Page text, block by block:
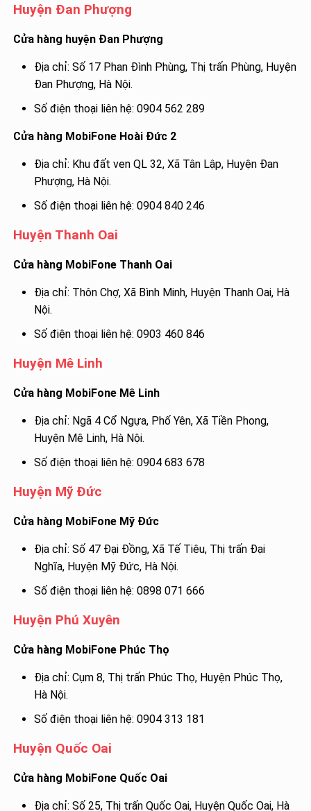
Huyện Đan Phượng
Cửa hàng huyện Đan Phượng
Địa chỉ: Số 17 Phan Đình Phùng, Thị trấn Phùng, Huyện
Đan Phượng, Hà Nội.
Số điện thoại liên hệ: 0904 562 289
Cửa hàng MobiFone Hoài Đức 2
Địa chỉ: Khu đất ven QL 32, Xã Tân Lập, Huyện Đan
Phượng, Hà Nội.
Số điện thoại liên hệ: 0904 840 246
Huyện Thanh Oai
Cửa hàng MobiFone Thanh Oai
Địa chỉ: Thôn Chợ, Xã Bình Minh, Huyện Thanh Oai, Hà
Nội.
Số điện thoại liên hệ: 0903 460 846
Huyện Mê Linh
Cửa hàng MobiFone Mê Linh
Địa chỉ: Ngã 4 Cổ Ngựa, Phố Yên, Xã Tiền Phong,
Huyện Mê Linh, Hà Nội.
Số điện thoại liên hệ: 0904 683 678
Huyện Mỹ Đức
Cửa hàng MobiFone Mỹ Đức
Địa chỉ: Số 47 Đại Đồng, Xã Tế Tiêu, Thị trấn Đại
Nghĩa, Huyện Mỹ Đức, Hà Nội.
Số điện thoại liên hệ: 0898 071 666
Huyện Phú Xuyên
Cửa hàng MobiFone Phúc Thọ
Địa chỉ: Cụm 8, Thị trấn Phúc Thọ, Huyện Phúc Thọ,
Hà Nội.
Số điện thoại liên hệ: 0904 313 181
Huyện Quốc Oai
Cửa hàng MobiFone Quốc Oai
Địa chỉ: Số 25, Thị trấn Quốc Oai, Huyện Quốc Oai, Hà